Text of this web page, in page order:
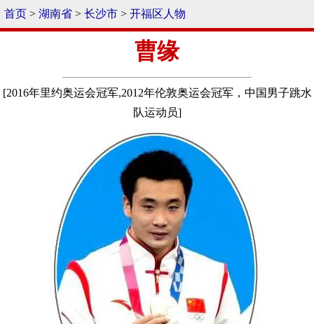
首页 > 湖南省 > 长沙市 > 开福区人物
曹缘
[2016年里约奥运会冠军,2012年伦敦奥运会冠军，中国男子跳水
队运动员]